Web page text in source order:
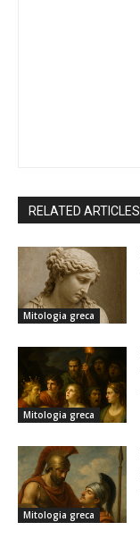
RELATED ARTICLES
Mitologia greca
Mitologia greca
Mitologia greca